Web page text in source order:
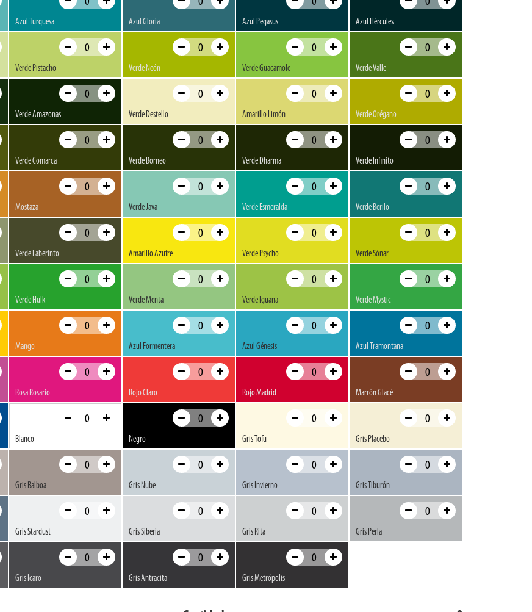
Azul Turquesa Azul Gloria Azul Pegasus Azul Hércules
Verde Pistacho Verde Neón Verde Guacamole Verde Valle
Verde Amazonas Verde Destello Amarillo Limón Verde Orégano
Verde Comarca Verde Borneo Verde Dharma Verde Infinito
Mostaza Verde Java Verde Esmeralda Verde Berilo
Verde Laberinto Amarillo Azufre Verde Psycho Verde Sónar
Verde Hulk Verde Menta Verde Iguana Verde Mystic
Mango Azul Formentera Azul Génesis Azul Tramontana
Rosa Rosario Rojo Claro Rojo Madrid Marrón Glacé
Blanco Negro Gris Tofu Gris Placebo
Gris Balboa Gris Nube Gris Invierno Gris Tiburón
Gris Stardust Gris Siberia Gris Rita Gris Perla
Gris Icaro Gris Antracita Gris Metrópolis